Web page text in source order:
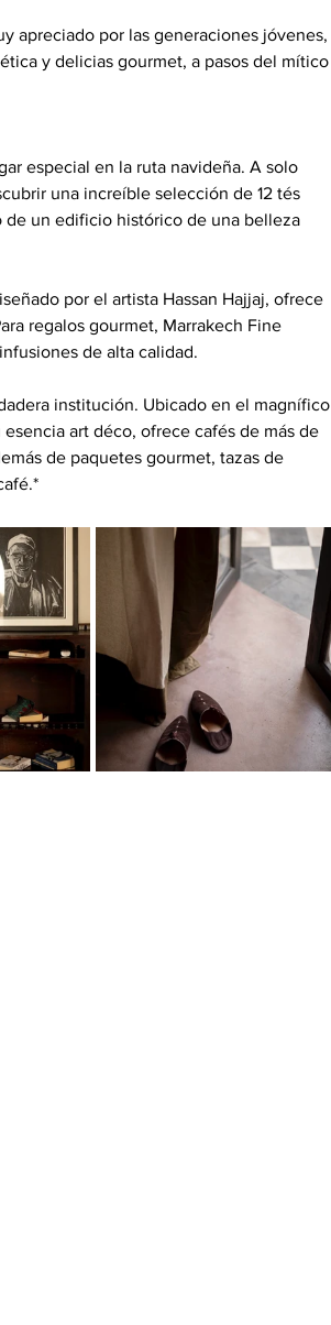
apreciado por las generaciones jóvenes,
y delicias gourmet, a pasos del mítico
especial en la ruta navideña. A solo
una increíble selección de 12 tés
un edificio histórico de una belleza
por el artista Hassan Hajjaj, ofrece
regalos gourmet, Marrakech Fine
de alta calidad.
institución. Ubicado en el magnífico
art déco, ofrece cafés de más de
de paquetes gourmet, tazas de